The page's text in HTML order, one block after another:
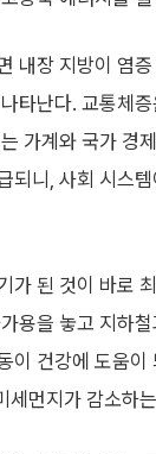
내장 지방이 염
타난다. 교통체
가계와 국가 경
되니, 사회 시스
가 된 것이 바로
용을 놓고 지하
이 건강에 도움
세먼지가 감소하